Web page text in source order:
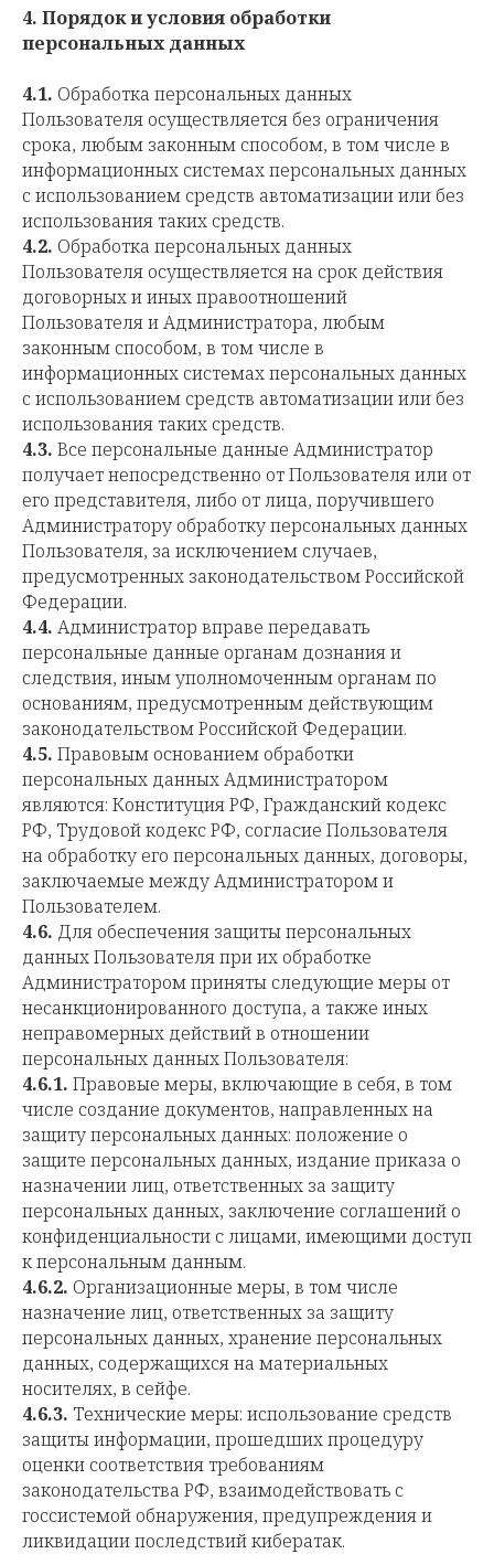
4. Порядок и условия обработки
персональных данных
4.1. Обработка персональных данных
Пользователя осуществляется без ограничения
срока, любым законным способом, в том числе в
информационных системах персональных данных
с использованием средств автоматизации или без
использования таких средств.
4.2. Обработка персональных данных
Пользователя осуществляется на срок действия
договорных и иных правоотношений
Пользователя и Администратора, любым
законным способом, в том числе в
информационных системах персональных данных
с использованием средств автоматизации или без
использования таких средств.
4.3. Все персональные данные Администратор
получает непосредственно от Пользователя или от
его представителя, либо от лица, поручившего
Администратору обработку персональных данных
Пользователя, за исключением случаев,
предусмотренных законодательством Российской
Федерации.
4.4. Администратор вправе передавать
персональные данные органам дознания и
следствия, иным уполномоченным органам по
основаниям, предусмотренным действующим
законодательством Российской Федерации.
4.5. Правовым основанием обработки
персональных данных Администратором
являются: Конституция РФ, Гражданский кодекс
РФ, Трудовой кодекс РФ, согласие Пользователя
на обработку его персональных данных, договоры,
заключаемые между Администратором и
Пользователем.
4.6. Для обеспечения защиты персональных
данных Пользователя при их обработке
Администратором приняты следующие меры от
несанкционированного доступа, а также иных
неправомерных действий в отношении
персональных данных Пользователя:
4.6.1. Правовые меры, включающие в себя, в том
числе создание документов, направленных на
защиту персональных данных: положение о
защите персональных данных, издание приказа о
назначении лиц, ответственных за защиту
персональных данных, заключение соглашений о
конфиденциальности с лицами, имеющими доступ
к персональным данным.
4.6.2. Организационные меры, в том числе
назначение лиц, ответственных за защиту
персональных данных, хранение персональных
данных, содержащихся на материальных
носителях, в сейфе.
4.6.3. Технические меры: использование средств
защиты информации, прошедших процедуру
оценки соответствия требованиям
законодательства РФ, взаимодействовать с
госсистемой обнаружения, предупреждения и
ликвидации последствий кибератак.